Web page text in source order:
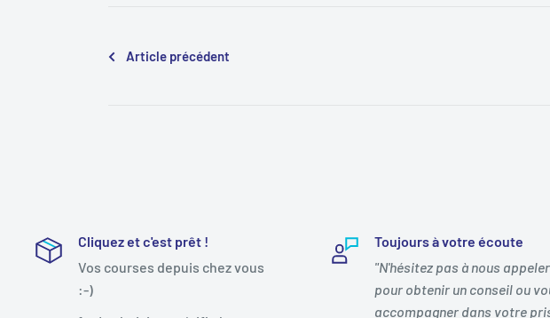
Article précédent
Cliquez et c'est prêt !
Vos courses depuis chez vous
:-)
Toujours à votre écoute
"N'hésitez pas à nous appeler
pour obtenir un conseil ou
accompagner dans votre